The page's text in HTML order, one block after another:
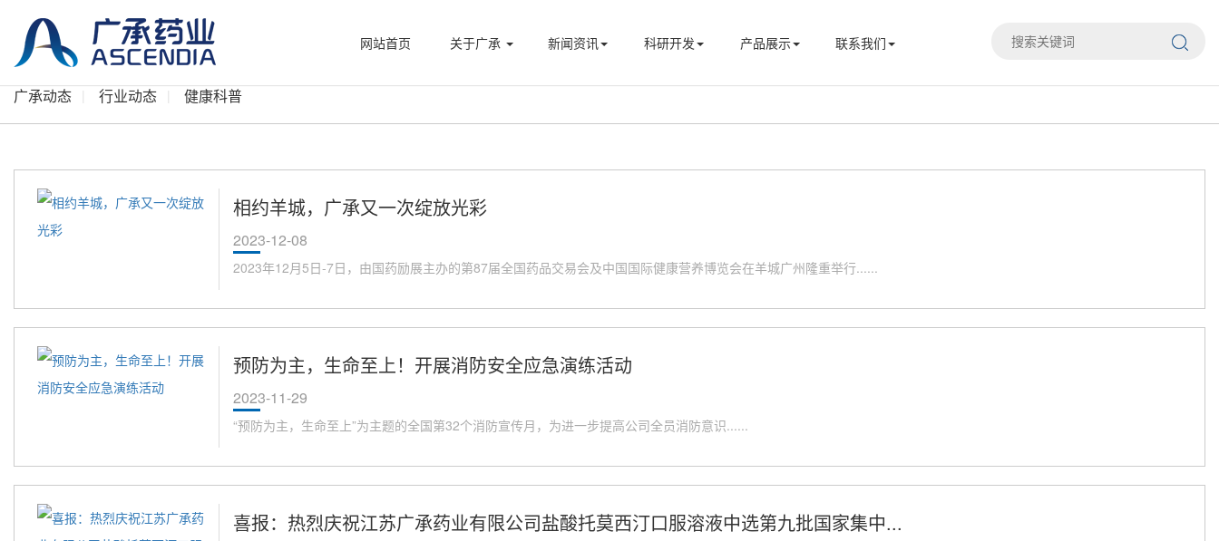
网站首页 关于广承 新闻资讯 科研开发 产品展示 联系我们
广承动态 行业动态 健康科普
相约羊城，广承又一次绽放光彩
2023-12-08
2023年12月5日-7日，由国药励展主办的第87届全国药品交易会及中国国际健康营养博览会在羊城广州隆重举行......
预防为主，生命至上！开展消防安全应急演练活动
2023-11-29
“预防为主，生命至上”为主题的全国第32个消防宣传月，为进一步提高公司全员消防意识......
喜报：热烈庆祝江苏广承药业有限公司盐酸托莫西汀口服溶液中选第九批国家集中...